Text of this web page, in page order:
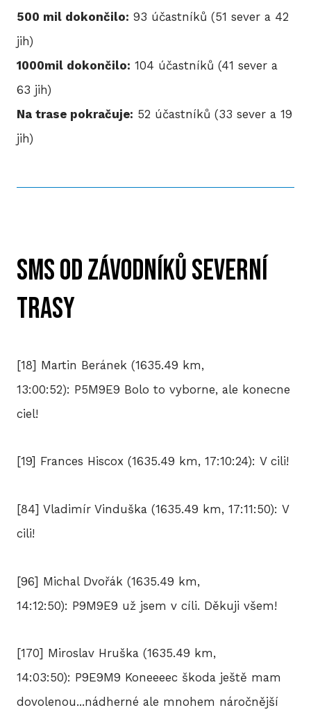
500 mil dokončilo: 93 účastníků (51 sever a 42
jih)
1000mil dokončilo: 104 účastníků (41 sever a
63 jih)
Na trase pokračuje: 52 účastníků (33 sever a 19
jih)
SMS od závodníků severní
trasy
[18] Martin Beránek (1635.49 km,
13:00:52): P5M9E9 Bolo to vyborne, ale konecne
ciel!
[19] Frances Hiscox (1635.49 km, 17:10:24): V cili!
[84] Vladimír Vinduška (1635.49 km, 17:11:50): V
cili!
[96] Michal Dvořák (1635.49 km,
14:12:50): P9M9E9 už jsem v cíli. Děkuji všem!
[170] Miroslav Hruška (1635.49 km,
14:03:50): P9E9M9 Koneeeec škoda ještě mam
dovolenou...nádherné ale mnohem náročnější